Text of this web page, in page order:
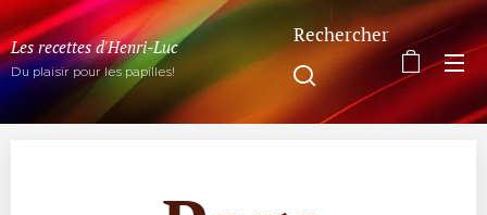
Les recettes d'Henri-Luc
Du plaisir pour les papilles!
Rechercher